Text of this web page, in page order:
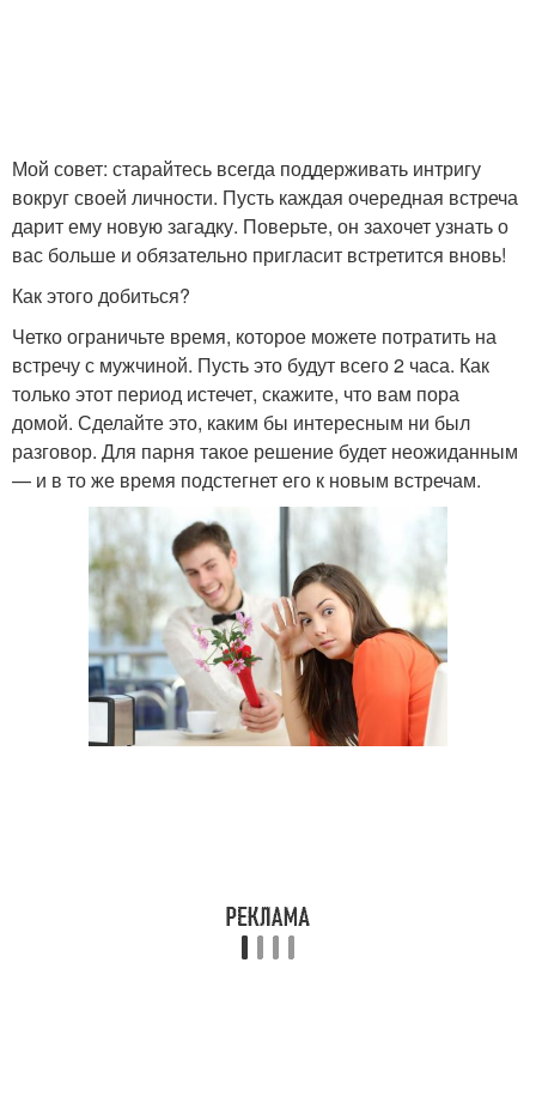
Мой совет: старайтесь всегда поддерживать интригу
вокруг своей личности. Пусть каждая очередная встреча
дарит ему новую загадку. Поверьте, он захочет узнать о
вас больше и обязательно пригласит встретится вновь!
Как этого добиться?
Четко ограничьте время, которое можете потратить на
встречу с мужчиной. Пусть это будут всего 2 часа. Как
только этот период истечет, скажите, что вам пора
домой. Сделайте это, каким бы интересным ни был
разговор. Для парня такое решение будет неожиданным
— и в то же время подстегнет его к новым встречам.